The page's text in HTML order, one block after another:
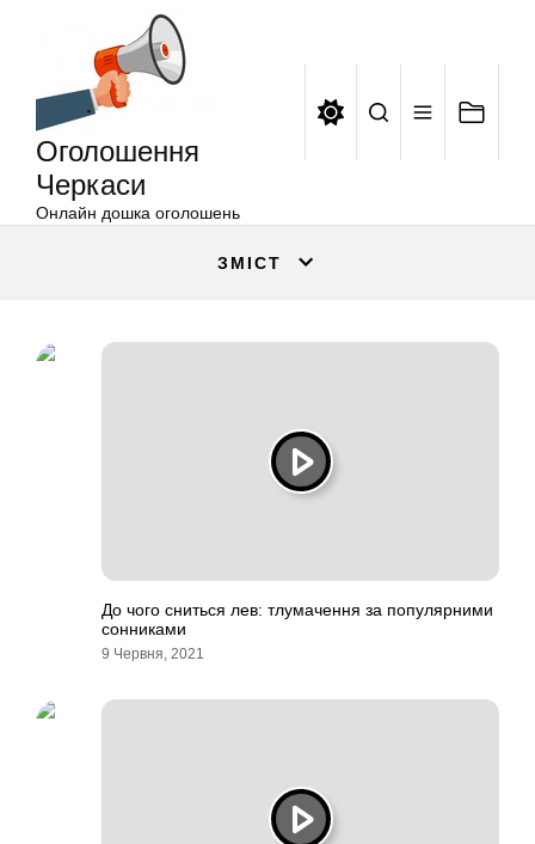
Оголошення
Черкаси
Онлайн дошка оголошень
ЗМІСТ
До чого сниться лев: тлумачення за популярними
сонниками
9 Червня, 2021